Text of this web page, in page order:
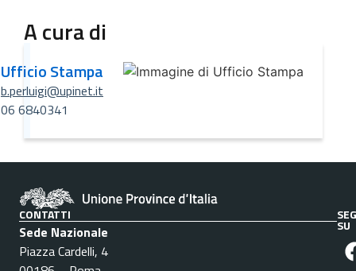
A cura di
Ufficio Stampa
b.perluigi@upinet.it
06 6840341
CONTATTI
Sede Nazionale
Piazza Cardelli, 4
SU